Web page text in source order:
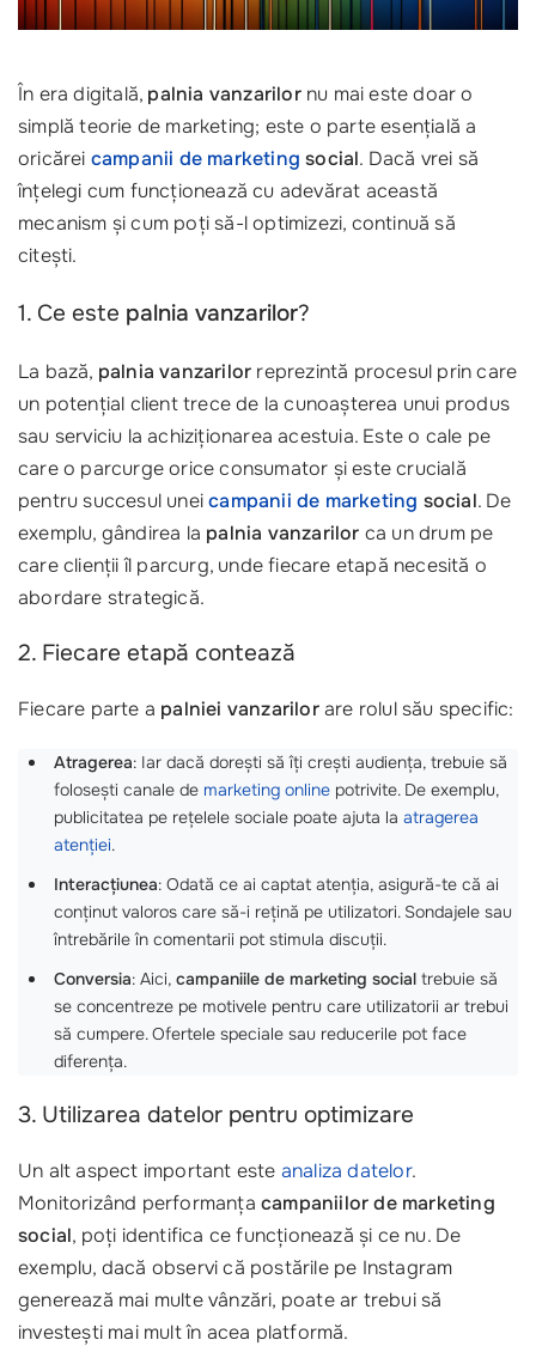
În era digitală, palnia vanzarilornu mai este doar o
simplă teorie de marketing; este o parte esențială a
oricărei campanii de marketing social. Dacă vrei să
înțelegi cum funcționează cu adevărat această
mecanism și cum poți să-l optimizezi, continuă să
citești.
1. Ce este palnia vanzarilor?
La bază, palnia vanzarilor reprezintă procesul prin care
un potențial client trece de la cunoașterea unui produs
sau serviciu la achiziționarea acestuia. Este o cale pe
care o parcurge orice consumator și este crucială
pentru succesul uneicampanii de marketing social. De
exemplu, gândirea la palnia vanzarilor ca un drum pe
care clienții îl parcurg, unde fiecare etapă necesită o
abordare strategică.
2. Fiecare etapă contează
Fiecare parte a palniei vanzarilorare rolul său specific:
Atragerea: Iar dacă dorești să îți crești audiența, trebuie să
folosești canale de marketing online potrivite. De exemplu,
publicitatea pe rețelele sociale poate ajuta la atragerea
atenției.
Interacțiunea: Odată ce ai captat atenția, asigură-te că ai
conținut valoros care să-i rețină pe utilizatori. Sondajele sau
întrebările în comentarii pot stimula discuții.
Conversia: Aici, campaniile de marketing social trebuie să
se concentreze pe motivele pentru care utilizatorii ar trebui
să cumpere. Ofertele speciale sau reducerile pot face
diferența.
3. Utilizarea datelor pentru optimizare
Un alt aspect important este analiza datelor.
Monitorizând performanța campaniilor de marketing
social, poți identifica ce funcționează și ce nu. De
exemplu, dacă observi că postările pe Instagram
generează mai multe vânzări, poate ar trebui să
investești mai mult în acea platformă.